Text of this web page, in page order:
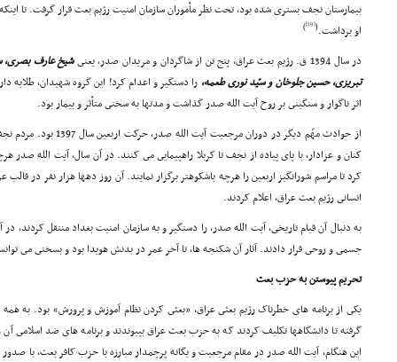
بیمارستان نجف بسترى شده بود، تحت نظر مأموران سازمان امنیت رژیم بعث قرار گرفت. تا
او برداشت.(
[19]
)
در سال 1394 ق. رژیم بعث عراق، پنج تن از شاگردان و مریدان صدر، یعنى
شیخ عارف بصرى،
تبریزى، حسین جلوخان و سیّد نورى طعمه، را دستگیر و اعدام کرد! این گروه شهیدان، طلایه
اثر ناگوار و سنگینى بر روح آیت الله صدر گذاشت و مدتها به سختى متأثر و بیمار بود.
از حوادث مهّم دیگر در دوران
کنان و عزادار، با پاى پیاده از نجف تا کربلا راهپیمایى مى کنند. در آن سال، آیت الله
کرد تا مراسم شورانگیز اربعین را هرچه باشکوهتر برگزار نمایند. آن روز دهها هزار نفر در
انسانى رژیم بعث عراق، اعلام کردند.
به دنبال آن قیام تاریخى، آیت الله صدر، را دستگیر و به سازمان امنیت بغداد منتقل
جسمى و روحى قرار دادند. آثار آن شکنجه ها، تا آخر عمر در بدنش هویدا بود و بسختى مى
تحریم پیوستن به حزب بعث
یکى از برنامه هاى خطرناک رژیم بعثى عراق، «بعثى کردن نظام آموزش و پرورش» بود. به
گرفته تا دانشگاهها تکلیف کردند که به حزب بعث عراق بپیوندند و برنامه هاى ضد اسلامى
این هنگام، آیت الله صدر در مقام مرجعیت و یگانه پرچمدار مبارزه با حزب کافر بعث، با